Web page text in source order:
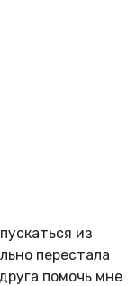
из
перестала
помочь мне